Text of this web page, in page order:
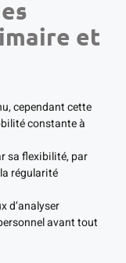
et
cependant cette
constante à
sa flexibilité, par
régularité
d’analyser
avant tout